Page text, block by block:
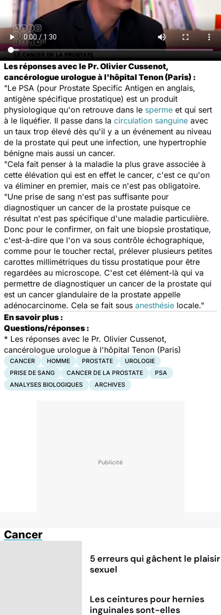
Les réponses avec le Pr. Olivier Cussenot,
cancérologue urologue à l'hôpital Tenon (Paris) :
"Le PSA (pour Prostate Specific Antigen en anglais,
antigène spécifique prostatique) est un produit
physiologique qu'on retrouve dans le sperme et qui sert
à le liquéfier. Il passe dans la circulation sanguine avec
un taux trop élevé dès qu'il y a un événement au niveau
de la prostate qui peut une infection, une hypertrophie
bénigne mais aussi un cancer.
"Cela fait penser à la maladie la plus grave associée à
cette élévation qui est en effet le cancer, c'est ce qu'on
va éliminer en premier, mais ce n'est pas obligatoire.
"Une prise de sang n'est pas suffisante pour
diagnostiquer un cancer de la prostate puisque ce
résultat n'est pas spécifique d'une maladie particulière.
Donc pour le confirmer, on fait une biopsie prostatique,
c'est-à-dire que l'on va sous contrôle échographique,
comme pour le toucher rectal, prélever plusieurs petites
carottes millimétriques du tissu prostatique pour être
regardées au microscope. C'est cet élément-là qui va
permettre de diagnostiquer un cancer de la prostate qui
est un cancer glandulaire de la prostate appelle
adénocarcinome. Cela se fait sous anesthésie locale."
En savoir plus :
Questions/réponses :
* Les réponses avec le Pr. Olivier Cussenot,
cancérologue urologue à l'hôpital Tenon (Paris)
CANCER HOMME PROSTATE
UROLOGIE
PRISE DE SANG
CANCER DE LA PROSTATE
PSA
ANALYSES BIOLOGIQUES
ARCHIVES
Cancer
5 erreurs qui gâchent le plaisir
sexuel
Les ceintures pour hernies
inguinales sont-elles